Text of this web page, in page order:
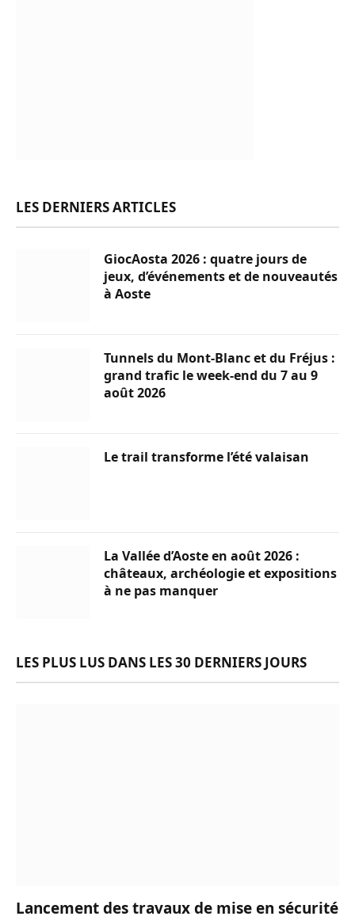
LES DERNIERS ARTICLES
GiocAosta 2026 : quatre jours de
jeux, d’événements et de nouveautés
à Aoste
Tunnels du Mont-Blanc et du Fréjus :
grand trafic le week-end du 7 au 9
août 2026
Le trail transforme l’été valaisan
La Vallée d’Aoste en août 2026 :
châteaux, archéologie et expositions
à ne pas manquer
LES PLUS LUS DANS LES 30 DERNIERS JOURS
Lancement des travaux de mise en sécurité